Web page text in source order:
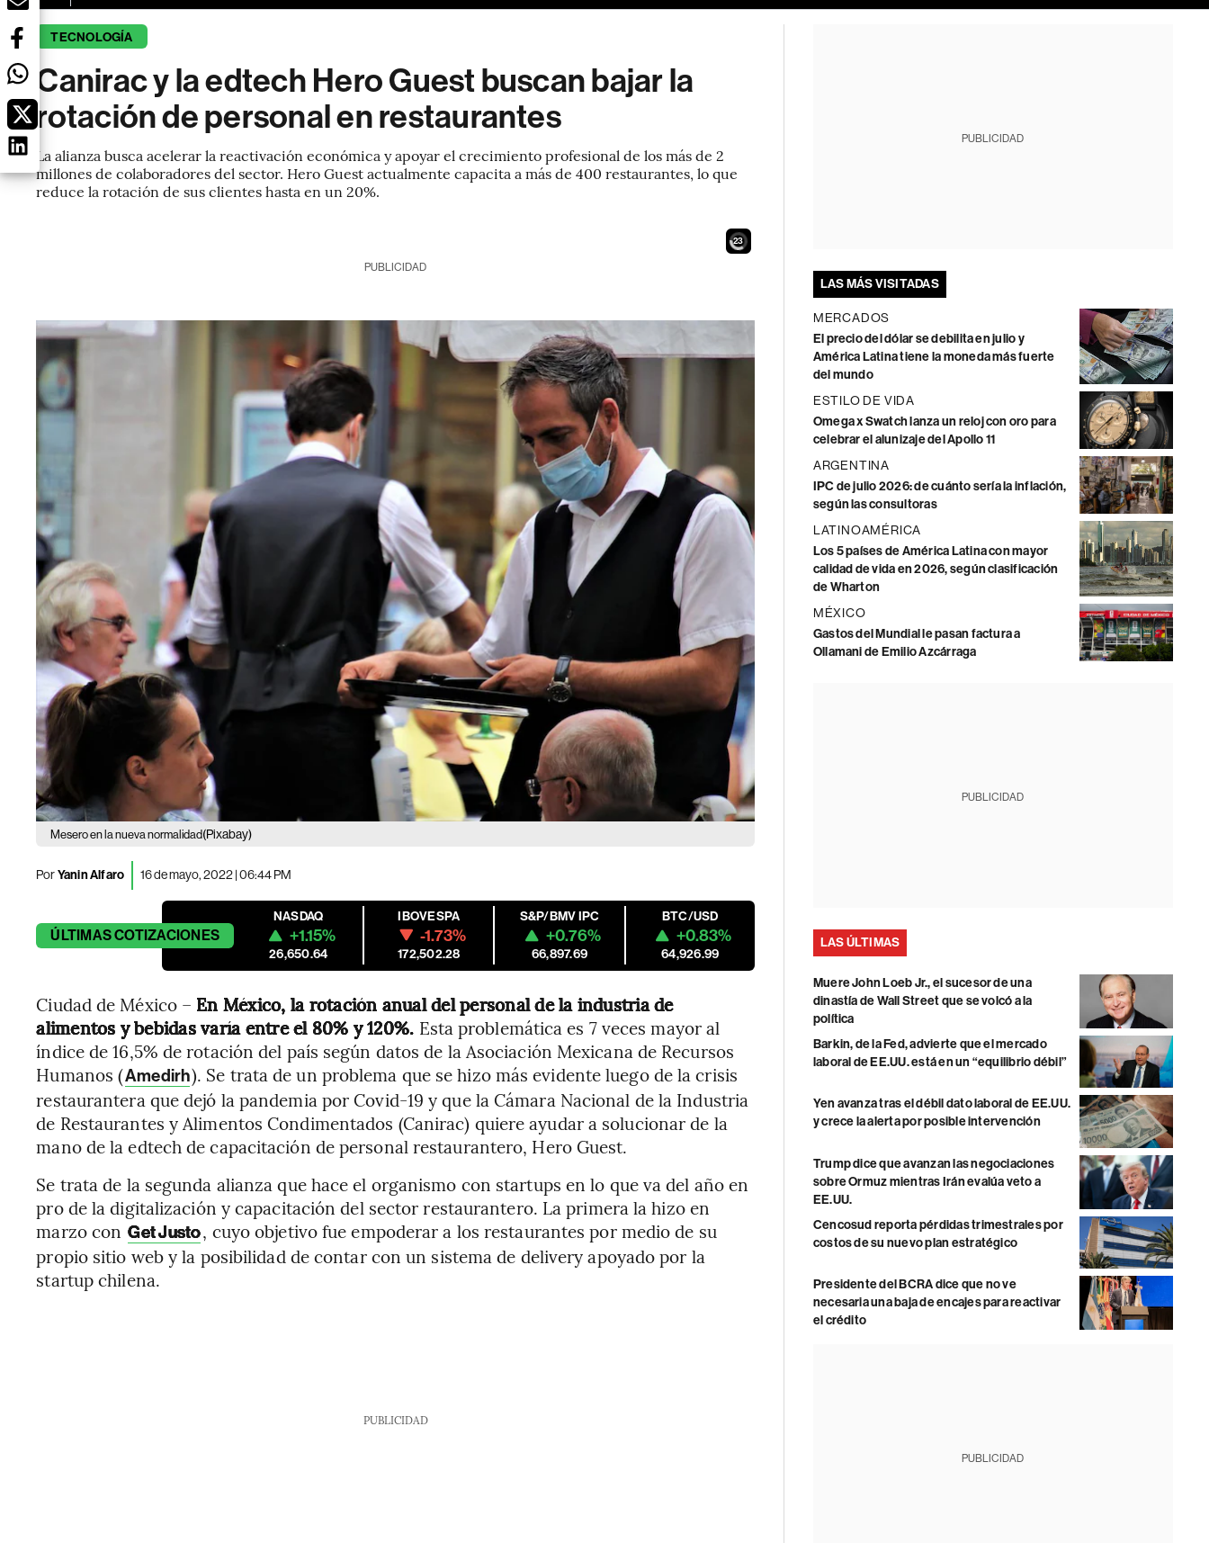
TECNOLOGÍA
Canirac y la edtech Hero Guest buscan bajar la
rotación de personal en restaurantes
La alianza busca acelerar la reactivación económica y apoyar el crecimiento profesional de los más de 2
millones de colaboradores del sector. Hero Guest actualmente capacita a más de 400 restaurantes, lo que
reduce la rotación de sus clientes hasta en un 20%.
22
PUBLICIDAD
Mesero en la nueva normalidad(Pixabay)
PorYanin Alfaro 16 de mayo, 2022 | 06:44 PM
ÚLTIMASCOTIZACIONES
NASDAQ
+1.15%
26,650.64
IBOVESPA
-1.73%
172,502.28
S&P/BMV IPC
+0.76%
66,897.69
BTC/USD
+0.83%
64,926.99
Ciudad de México – En México, la rotación anual del personal de la industria de
alimentos y bebidas varía entre el 80% y 120%. Esta problemática es 7 veces mayor al
índice de 16,5% de rotación del país según datos de la Asociación Mexicana de Recursos
Humanos (Amedirh). Se trata de un problema que se hizo más evidente luego de la crisis
restaurantera que dejó la pandemia por Covid-19 y que la Cámara Nacional de la Industria
de Restaurantes y Alimentos Condimentados (Canirac) quiere ayudar a solucionar de la
mano de la edtech de capacitación de personal restaurantero, Hero Guest.
Se trata de la segunda alianza que hace el organismo con startups en lo que va del año en
pro de la digitalización y capacitación del sector restaurantero. La primera la hizo en
marzo con Get Justo, cuyo objetivo fue empoderar a los restaurantes por medio de su
propio sitio web y la posibilidad de contar con un sistema de delivery apoyado por la
startup chilena.
PUBLICIDAD
PUBLICIDAD
LAS MÁS VISITADAS
MERCADOS
El precio del dólar se debilita en julio y
América Latina tiene la moneda más fuerte
del mundo
ESTILO DE VIDA
Omega x Swatch lanza un reloj con oro para
celebrar el alunizaje del Apollo 11
ARGENTINA
IPC de julio 2026: de cuánto sería la inflación,
según las consultoras
LATINOAMÉRICA
Los 5 países de América Latina con mayor
calidad de vida en 2026, según clasificación
de Wharton
MÉXICO
Gastos del Mundial le pasan factura a
Ollamani de Emilio Azcárraga
PUBLICIDAD
LAS ÚLTIMAS
Muere John Loeb Jr., el sucesor de una
dinastía de Wall Street que se volcó a la
política
Barkin, de la Fed, advierte que el mercado
laboral de EE.UU. está en un “equilibrio débil”
Yen avanza tras el débil dato laboral de EE.UU.
y crece la alerta por posible intervención
Trump dice que avanzan las negociaciones
sobre Ormuz mientras Irán evalúa veto a
EE.UU.
Cencosud reporta pérdidas trimestrales por
costos de su nuevo plan estratégico
Presidente del BCRA dice que no ve
necesaria una baja de encajes para reactivar
el crédito
PUBLICIDAD